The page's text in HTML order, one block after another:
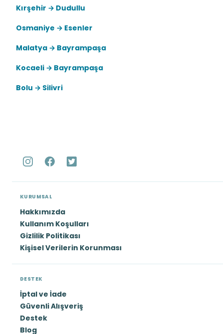
Kırşehir → Dudullu
Osmaniye → Esenler
Malatya → Bayrampaşa
Kocaeli → Bayrampaşa
Bolu → Silivri
KURUMSAL
Hakkımızda
Kullanım Koşulları
Gizlilik Politikası
Kişisel Verilerin Korunması
DESTEK
İptal ve İade
Güvenli Alışveriş
Destek
Blog